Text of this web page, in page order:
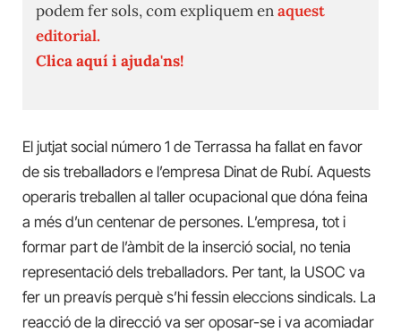
podem fer sols, com expliquem enaquest
editorial.
Clica aquí i ajuda'ns!
El jutjat social número 1 de Terrassa ha fallat en favor
de sis treballadors e l’empresa Dinat de Rubí. Aquests
operaris treballen al taller ocupacional que dóna feina
a més d’un centenar de persones. L’empresa, tot i
formar part de l’àmbit de la inserció social, no tenia
representació dels treballadors. Per tant, la USOC va
fer un preavís perquè s’hi fessin eleccions sindicals. La
reacció de la direcció va ser oposar-se i va acomiadar